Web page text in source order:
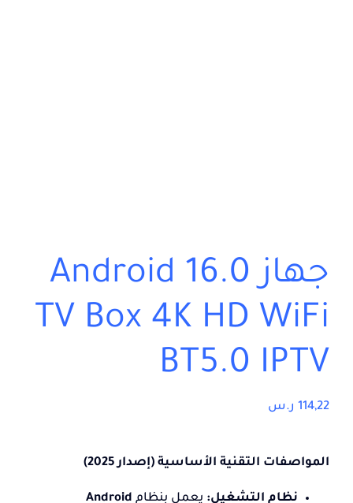
جهاز Android 16.0
TV Box 4K HD WiFi
BT5.0 IPTV
114,22 ر.س
المواصفات التقنية الأساسية (إصدار 2025)
نظام التشغيل: يعمل بنظام Android